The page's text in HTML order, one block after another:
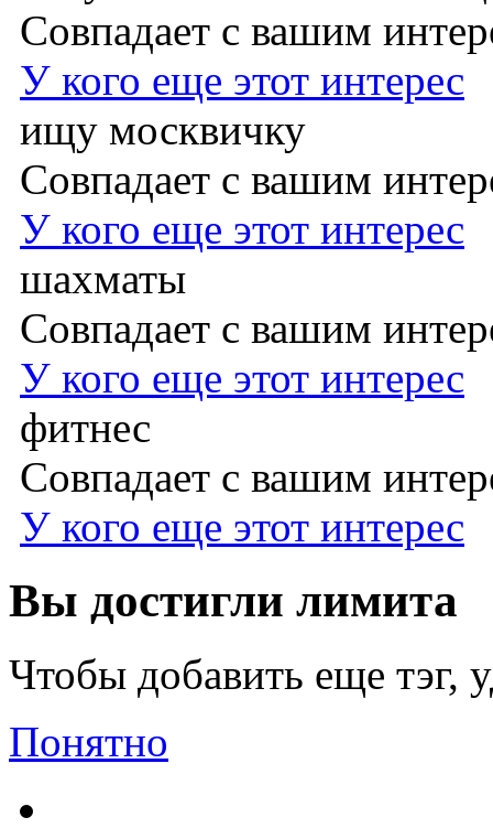
Совпадает с вашим
У кого еще этот интерес
ищу москвичку
Совпадает с вашим
У кого еще этот интерес
шахматы
Совпадает с вашим
У кого еще этот интерес
фитнес
Совпадает с вашим
У кого еще этот интерес
Вы достигли лимита
Чтобы добавить еще тэг,
Понятно